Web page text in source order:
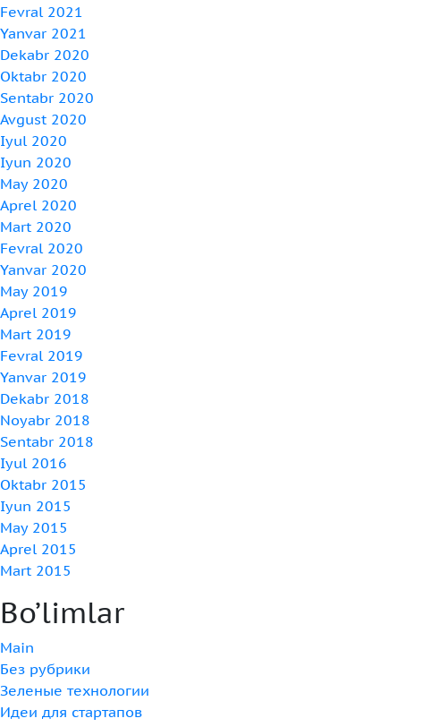
Fevral 2021
Yanvar 2021
Dekabr 2020
Oktabr 2020
Sentabr 2020
Avgust 2020
Iyul 2020
Iyun 2020
May 2020
Aprel 2020
Mart 2020
Fevral 2020
Yanvar 2020
May 2019
Aprel 2019
Mart 2019
Fevral 2019
Yanvar 2019
Dekabr 2018
Noyabr 2018
Sentabr 2018
Iyul 2016
Oktabr 2015
Iyun 2015
May 2015
Aprel 2015
Mart 2015
Bo’limlar
Main
Без рубрики
Зеленые технологии
Идеи для стартапов